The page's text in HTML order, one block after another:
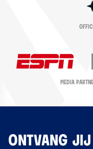
MEDIA
ONTVANG JIJ